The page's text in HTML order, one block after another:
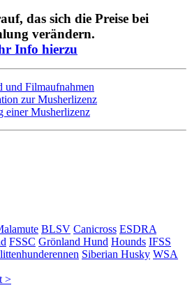
das sich die Preise bei
verändern.
Info hierzu
Filmaufnahmen
zur Musherlizenz
einer Musherlizenz
BLSV Canicross ESDRA
FSSC Grönland Hund Hounds IFSS
Siberian Husky WSA
>